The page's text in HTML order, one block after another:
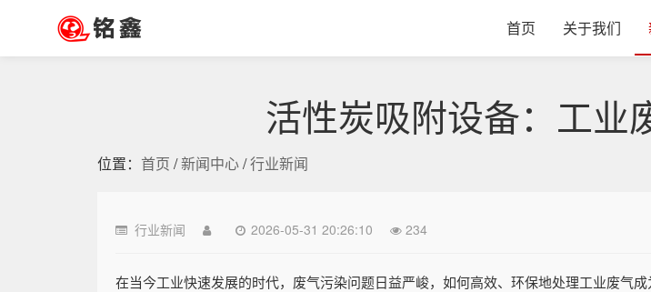
首页 关于我们
活性炭吸附设备：工业
位置： 首页 /新闻中心/行业新闻
行业新闻 2026-05-31 20:26:10 234
在当今工业快速发展的时代，废气污染问题日益严峻，如何高效、环保地处理工业废气